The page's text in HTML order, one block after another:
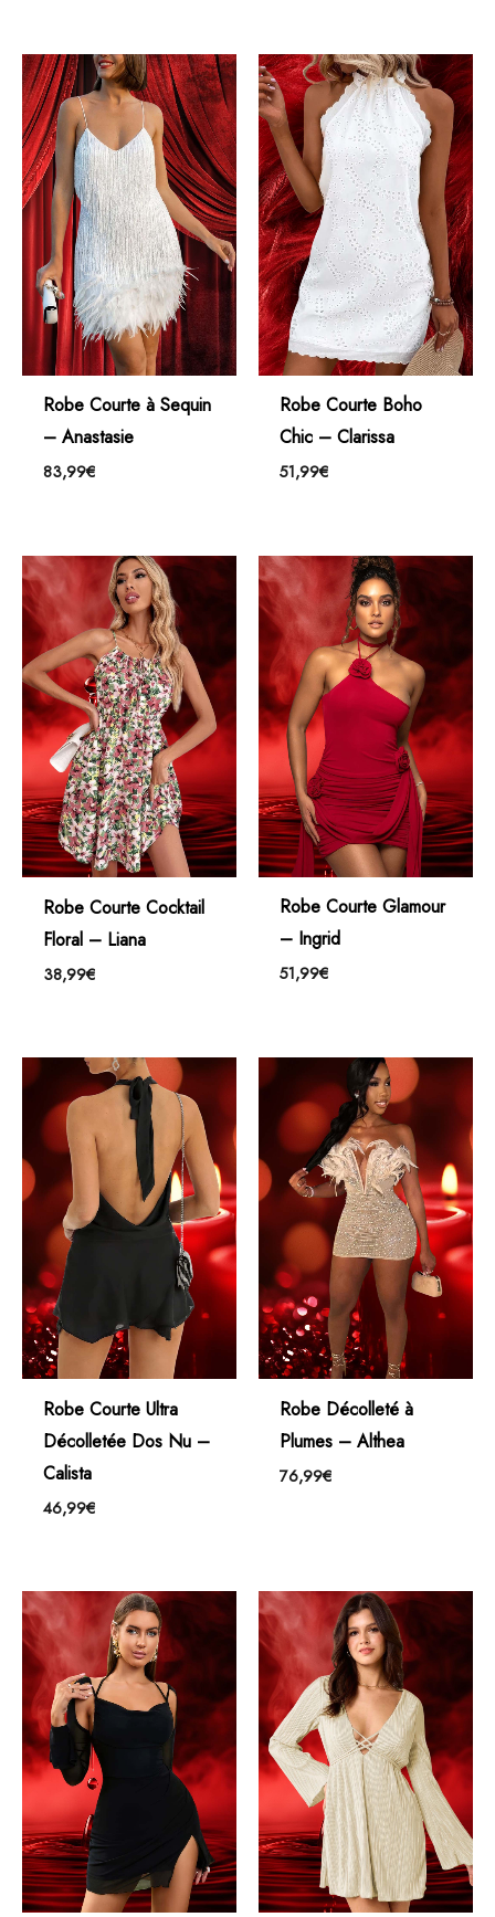
Robe Courte à Sequin
– Anastasie
83,99€
Robe Courte Boho
Chic – Clarissa
51,99€
Robe Courte Cocktail
Floral – Liana
38,99€
Robe Courte Glamour
– Ingrid
51,99€
Robe Courte Ultra
Décolletée Dos Nu –
Calista
46,99€
Robe Décolleté à
Plumes – Althea
76,99€